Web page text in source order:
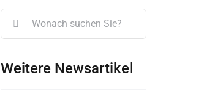
nach:
Weitere Newsartikel